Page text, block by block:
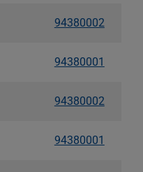
94380002
94380001
94380002
94380001